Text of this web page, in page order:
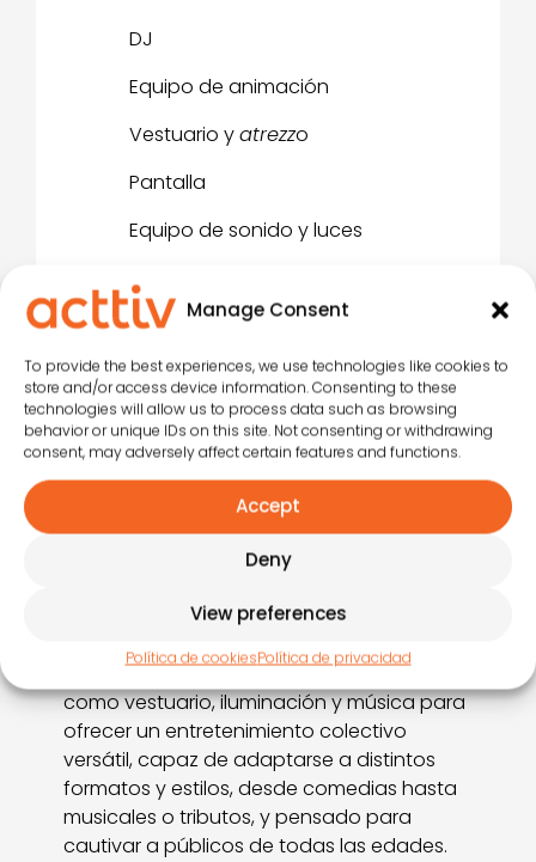
Manage Consent
To provide the best experiences, we use technologies like cookies to
store and/or access device information. Consenting to these
technologies will allow us to process data such as browsing
behavior or unique IDs on this site. Not consenting or withdrawing
consent, may adversely affect certain features and functions.
Accept
Deny
View preferences
Política de cookiesPolítica de privacidad
DJ
Equipo de animación
Vestuario yatrezzo
Pantalla
Equipo de sonido y luces
Shows de animación
Un show de animación es una
representación escénica creada e
interpretada por el propio equipo de
animación del hotel, que combina
elementos artísticoscomo guion,
coreografías, personajes definidos y una
cuidada puesta en escena. Utiliza recursos
como vestuario, iluminación y música para
ofrecer un entretenimiento colectivo
versátil, capaz de adaptarse a distintos
formatos y estilos, desde comedias hasta
musicales o tributos, y pensado para
cautivar a públicos de todas las edades.